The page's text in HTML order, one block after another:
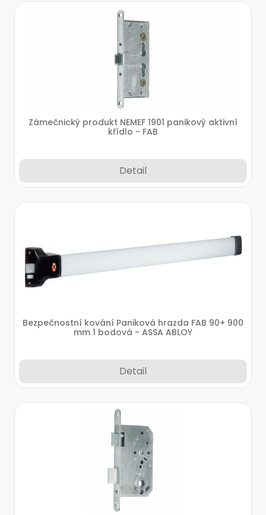
Zámečnický produkt NEMEF 1901 panikový aktivní
křídlo - FAB
Detail
Bezpečnostní kování Paniková hrazda FAB 90+ 900
mm 1 bodová - ASSA ABLOY
Detail